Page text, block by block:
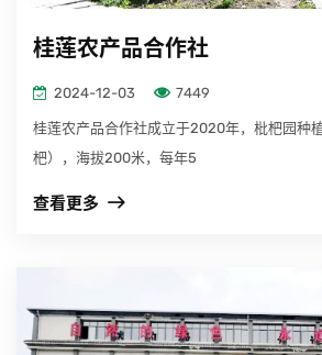
桂莲农产品合作社
2024-12-03 7449
桂莲农产品合作社成立于2020年，枇杷园种
杷），海拔200米，每年5
查看更多